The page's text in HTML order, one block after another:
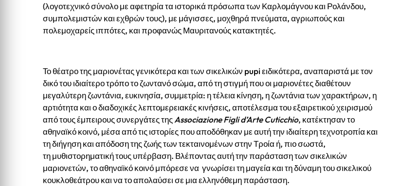
(λογοτεχνικό σύνολο με αφετηρία τα ιστορικά πρόσωπα των Καρλομάγνου και Ρολάνδου,
συμπολεμιστών και εχθρών τους), με μάγισσες, μοχθηρά πνεύματα, αγριωπούς και
πολεμοχαρείς ιππότες, και προφανώς Μαυριτανούς κατακτητές.
Το θέατρο της μαριονέτας γενικότερα και των σικελικών pupi ειδικότερα, αναπαριστά με τον
δικό του ιδιαίτερο τρόπο το ζωντανό σώμα, από τη στιγμή που οι μαριονέτες διαθέτουν
μεγαλύτερη ζωντάνια, ευκινησία, συμμετρία: η τέλεια κίνηση, η ζωντάνια των χαρακτήρων, η
αρτιότητα και ο διαδοχικές λεπτομερειακές κινήσεις, αποτέλεσμα του εξαιρετικού χειρισμού
από τους έμπειρους συνεργάτες τηςAssociazione Figli d’Arte Cuticchio, κατέκτησαν το
αθηναϊκό κοινό, μέσα από τις ιστορίες που αποδόθηκαν με αυτή την ιδιαίτερη τεχνοτροπία και
τη διήγηση και απόδοση της ζωής των τεκταινομένων στην Τροία ή, πιο σωστά,
τη μυθιστορηματική τους υπέρβαση. Βλέποντας αυτή την παράσταση των σικελικών
μαριονετών, το αθηναϊκό κοινό μπόρεσε να γνωρίσει τη μαγεία και τη δύναμη του σικελικού
κουκλοθεάτρου και να το απολαύσει σε μια ελληνόθεμη παράσταση.